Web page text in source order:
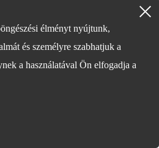
élményt nyújtunk,
és személyre szabhatjuk a
a használatával Ön elfogadja a